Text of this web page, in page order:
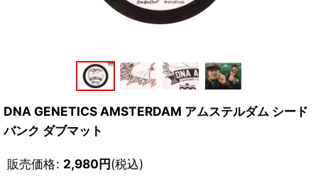
DNA GENETICS AMSTERDAM アムステルダム シード
バンク ダブマット
販売価格: 2,980円(税込)